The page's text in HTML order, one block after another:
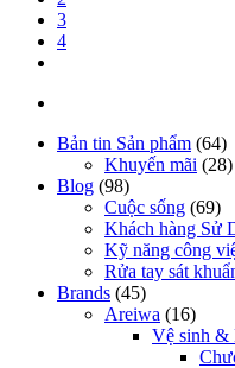
3
4
Bản tin Sản phẩm (64)
Khuyến mãi (28)
Blog (98)
Cuộc sống (69)
Khách hàng Sử
Kỹ năng công
Rửa tay sát
Brands (45)
Areiwa (16)
Vệ sinh &